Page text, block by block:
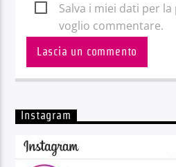
Salva i miei dati per
voglio commentare.
Instagram